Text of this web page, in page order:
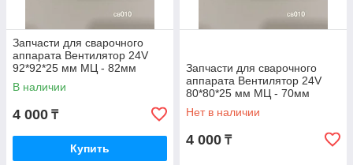
Запчасти для сварочного
аппарата Вентилятор 24V
92*92*25 мм МЦ - 82мм
Зенит ЗСИ-200/2 св008
В наличии
4 000 ₸
Купить
Запчасти для сварочного
аппарата Вентилятор 24V
80*80*25 мм МЦ - 70мм
св010
Нет в наличии
4 000 ₸